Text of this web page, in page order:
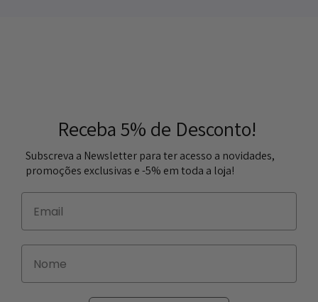
Receba 5% de Desconto!
Subscreva a Newsletter para ter acesso a novidades,
promoções exclusivas e -5% em toda a loja!